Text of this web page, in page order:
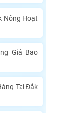
Nông Hoạt
Giá Bao
Tại Đắk